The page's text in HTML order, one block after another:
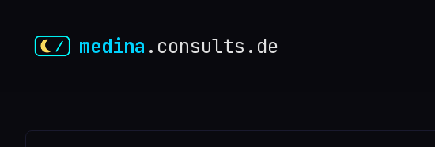
medina .consults.de